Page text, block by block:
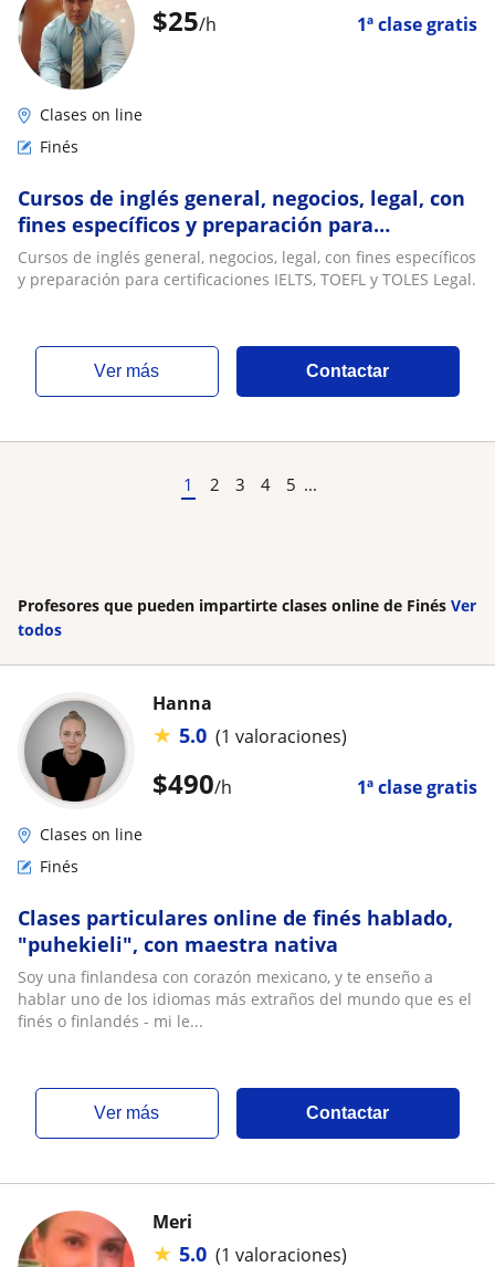
$25/h 1ª clase gratis
Clases on line
Finés
Cursos de inglés general, negocios, legal, con
fines específicos y preparación para
certificaciones IELTS, TOEFL y TOLES Legal
Cursos de inglés general, negocios, legal, con fines específicos
y preparación para certificaciones IELTS, TOEFL y TOLES Legal.
ver más Contactar
1 2 3 4 5 ...
Profesores que pueden impartirte clases online de Finés Ver
todos
$490/h 1ª clase gratis
Hanna
★ 5.0 (1 valoraciones)
Clases on line
Finés
Clases particulares online de finés hablado,
"puhekieli", con maestra nativa
Soy una finlandesa con corazón mexicano, y te enseño a
hablar uno de los idiomas más extraños del mundo que es el
finés o finlandés - mi le...
ver más Contactar
Meri
★ 5.0 (1 valoraciones)